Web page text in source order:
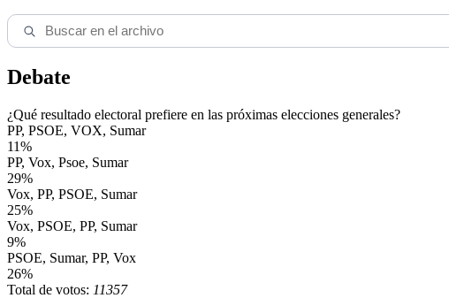
Debate
¿Qué resultado electoral prefiere en las próximas elecciones generales?
PP, PSOE, VOX, Sumar
11%
PP, Vox, Psoe, Sumar
29%
Vox, PP, PSOE, Sumar
25%
Vox, PSOE, PP, Sumar
9%
PSOE, Sumar, PP, Vox
26%
Total de votos: 11357